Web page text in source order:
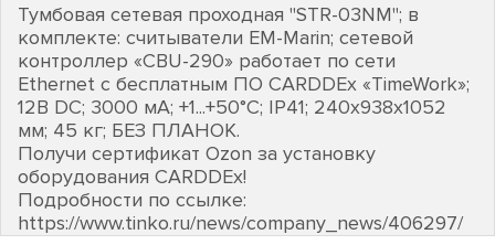
Тумбовая сетевая проходная "STR-03NM"; в
комплекте: считыватели EM-Marin; сетевой
контроллер «CBU-290» работает по сети
Ethernet с бесплатным ПО CARDDEх «TimeWork»;
12В DC; 3000 мА; +1...+50°C; IP41; 240х938х1052
мм; 45 кг; БЕЗ ПЛАНОК.
Получи сертификат Ozon за установку
оборудования CARDDEх!
Подробности по ссылке:
https://www.tinko.ru/news/company_news/406297/